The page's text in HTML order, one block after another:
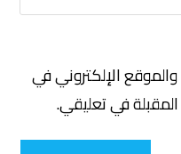
الإلكتروني في
في تعليقي.